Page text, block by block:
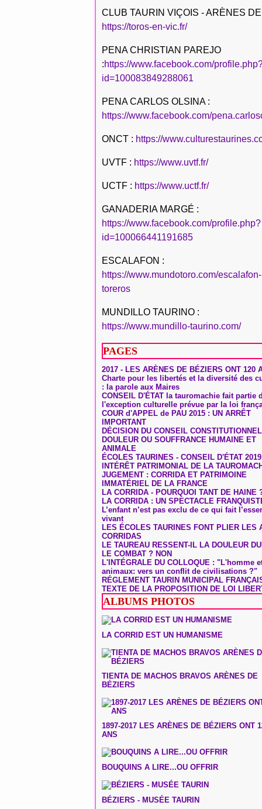
CLUB TAURIN VIÇOIS - ARÈNES
https://toros-en-vic.fr/
PENA CHRISTIAN PAREJO
:https://www.facebook.com/
id=100083849288061
PENA CARLOS OLSINA :
https://www.facebook.com/
ONCT : https://
UVTF : https://www.uvtf.fr/
UCTF : https://www.uctf.fr/
GANADERIA MARGÉ :
https://www.facebook.com/profile.php?
id=100066441191685
ESCALAFON :
https://www.mundotoro.com/escalafon-
toreros
MUNDILLO TAURINO :
https://www.mundillo-taurino.com/
PAGES
2017 - LES ARÈNES DE BÉZIERS ONT 120
Charte pour les libertés et la diversité des
: la parole aux Maires
CONSEIL D'ÉTAT la tauromachie fait partie
l'exception culturelle prévue par la loi
COUR d'APPEL de PAU 2015 : UN ARRÊT
IMPORTANT
DÉCISION DU CONSEIL CONSTITUTIONNEL
DOULEUR OU SOUFFRANCE HUMAINE ET
ANIMALE
ÉCOLES TAURINES - CONSEIL D'ÉTAT 2019
INTÉRÊT PATRIMONIAL DE LA
JUGEMENT : CORRIDA ET PATRIMOINE
IMMATÉRIEL DE LA FRANCE
LA CORRIDA - POURQUOI TANT DE HAINE
LA CORRIDA : UN SPECTACLE
L’enfant n’est pas exclu de ce qui fait
vivant
LES ÉCOLES TAURINES FONT PLIER LES
CORRIDAS
LE TAUREAU RESSENT-IL LA DOULEUR
LE COMBAT ? NON
L'INTÉGRALE DU COLLOQUE : "L'homme
animaux: vers un conflit de civilisations ?"
RÉGLEMENT TAURIN MUNICIPAL
TEXTE DE LA PROPOSITION DE LOI
ALBUMS PHOTOS
LA CORRID EST UN HUMANISME
TIENTA DE MACHOS BRAVOS ARÈNES DE
BÉZIERS
1897-2017 LES ARÈNES DE BÉZIERS ONT
ANS
BOUQUINS A LIRE...OU OFFRIR
BÉZIERS - MUSÉE TAURIN